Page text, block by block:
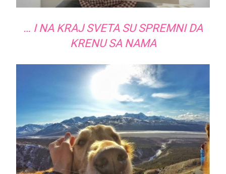
… I NA KRAJ SVETA SU SPREMNI DA
KRENU SA NAMA